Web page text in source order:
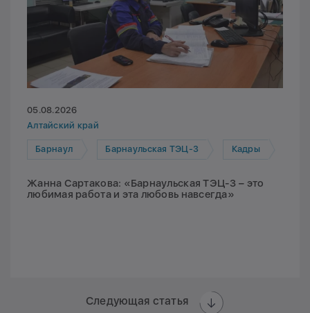
05.08.2026
Алтайский край
Барнаул Барнаульская ТЭЦ-3 Кадры
Жанна Сартакова: «Барнаульская ТЭЦ-3 – это
любимая работа и эта любовь навсегда»
Следующая статья